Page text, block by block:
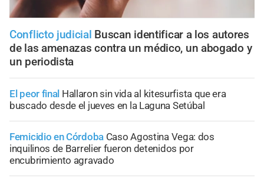
Conflicto judicial Buscan identificar a los autores
de las amenazas contra un médico, un abogado y
un periodista
El peor final Hallaron sin vida al kitesurfista que era
buscado desde el jueves en la Laguna Setúbal
Femicidio en Córdoba Caso Agostina Vega: dos
inquilinos de Barrelier fueron detenidos por
encubrimiento agravado